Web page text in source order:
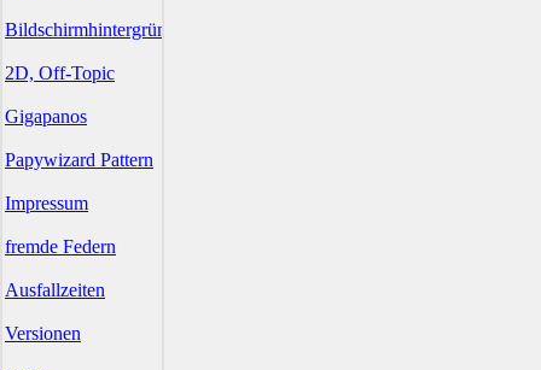
Bildschirmhintergründe
2D, Off-Topic
Gigapanos
Papywizard Pattern
Impressum
fremde Federn
Ausfallzeiten
Versionen